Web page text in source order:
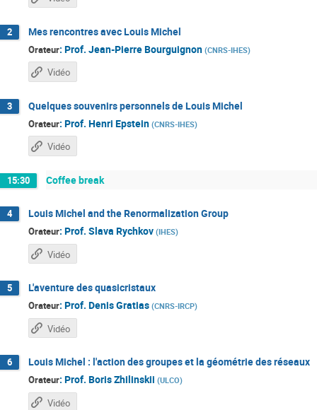
2 Mes rencontres avec Louis Michel
Orateur: Prof. Jean-Pierre Bourguignon (CNRS-IHES)
Vidéo
3 Quelques souvenirs personnels de Louis Michel
Orateur: Prof. Henri Epstein (CNRS-IHES)
Vidéo
15:30 Coffee break
4 Louis Michel and the Renormalization Group
Orateur: Prof. Slava Rychkov (IHES)
Vidéo
5 L'aventure des quasicristaux
Orateur: Prof. Denis Gratias (CNRS-IRCP)
Vidéo
6 Louis Michel : l'action des groupes et la géométrie des réseaux
Orateur: Prof. Boris Zhilinskii (ULCO)
Vidéo